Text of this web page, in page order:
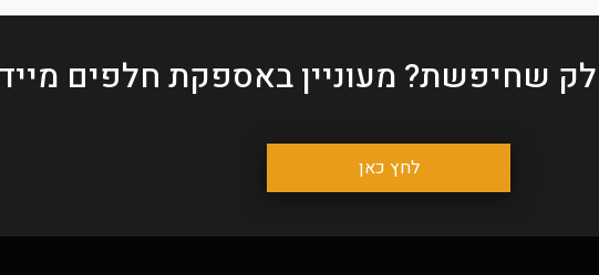
שחיפשת? מעוניין באספקת חלפים
לחץ כאן